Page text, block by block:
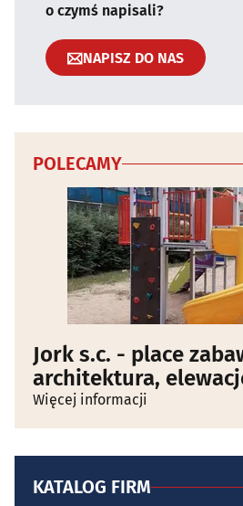
o czymś napisali?
NAPISZ DO NAS
POLECAMY
Jork s.c. - place
architektura,
Więcej informacji
KATALOG FIRM